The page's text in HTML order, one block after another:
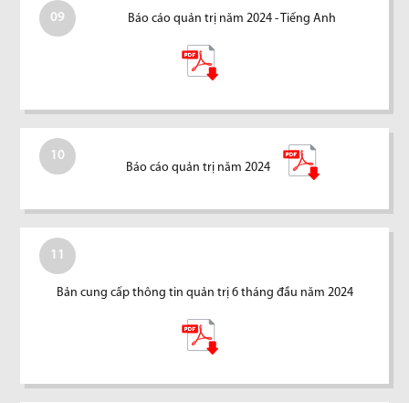
09 Báo cáo quản trị năm 2024 - Tiếng Anh
10
Báo cáo quản trị năm 2024
11
Bản cung cấp thông tin quản trị 6 tháng đầu năm 2024